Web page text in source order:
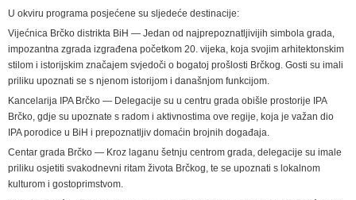
U okviru programa posjećene su sljedeće destinacije:
Vijećnica Brčko distrikta BiH — Jedan od najprepoznatljivijih simbola grada,
impozantna zgrada izgrađena početkom 20. vijeka, koja svojim arhitektonskim
stilom i istorijskim značajem svjedoči o bogatoj prošlosti Brčkog. Gosti su imali
priliku upoznati se s njenom istorijom i današnjom funkcijom.
Kancelarija IPA Brčko — Delegacije su u centru grada obišle prostorije IPA
Brčko, gdje su upoznate s radom i aktivnostima ove regije, koja je važan dio
IPA porodice u BiH i prepoznatljiv domaćin brojnih događaja.
Centar grada Brčko — Kroz laganu šetnju centrom grada, delegacije su imale
priliku osjetiti svakodnevni ritam života Brčkog, te se upoznati s lokalnom
kulturom i gostoprimstvom.